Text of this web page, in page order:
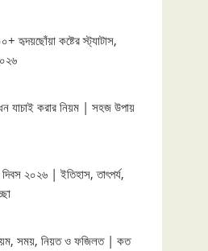
হৃদয়ছোঁয়া কষ্টের স্ট্যাটাস,
যাচাই করার নিয়ম | সহজ উপায়
২০২৬ | ইতিহাস, তাৎপর্য,
সময়, নিয়ত ও ফজিলত | কত